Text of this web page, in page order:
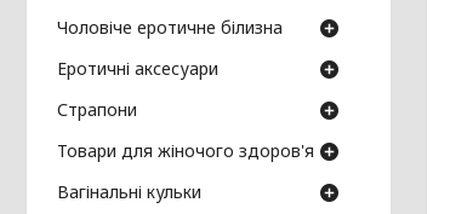
Чоловіче еротичне білизна
Еротичні аксесуари
Страпони
Товари для жіночого здоров'я
Вагінальні кульки